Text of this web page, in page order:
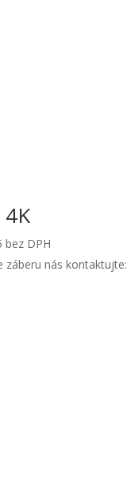
bez DPH
záberu nás kontaktujte: